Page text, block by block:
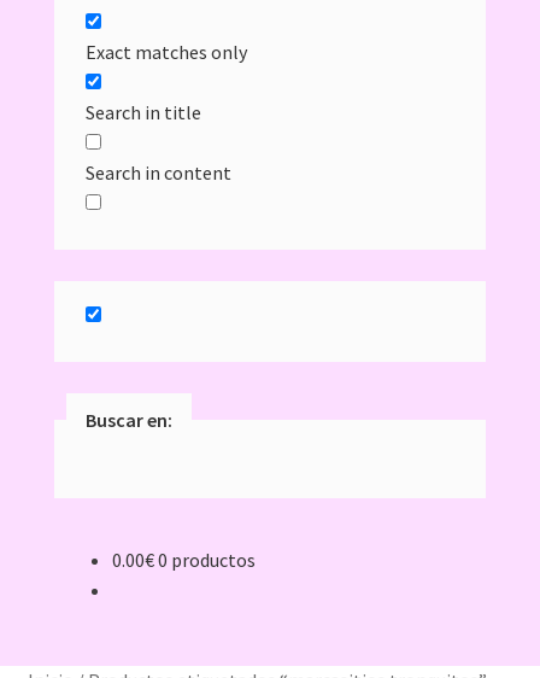
Exact matches only
Search in title
Search in content
Buscar en:
foto de tu bebé
0.00€0 productos